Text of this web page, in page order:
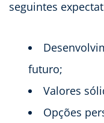
seguintes
futuro;
Valores
Opções